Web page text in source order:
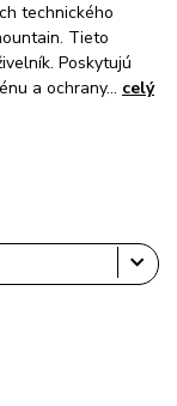
technického
Tieto
Poskytujú
a ochrany... celý